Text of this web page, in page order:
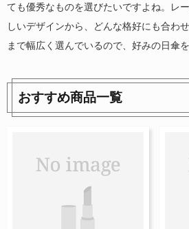
ても優秀なものを選びたいですよね。レ
しいデザインから、どんな格好にも合わ
まで幅広く選んでいるので、好みの日傘
おすすめ商品一覧